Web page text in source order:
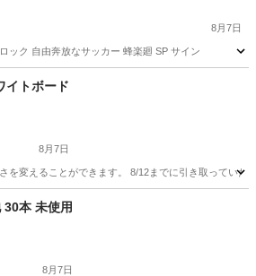
8月7日
ック 自由奔放なサッカー 蜂楽廻 SP サイン
その他
イトボード
8月7日
を変えることができます。 8/12までに引き取っていた
その他
30本 未使用
8月7日